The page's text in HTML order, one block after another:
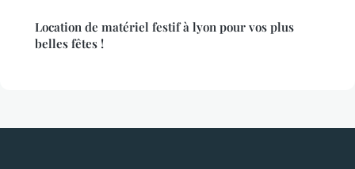
Location de matériel festif à lyon pour vos plus
belles fêtes !